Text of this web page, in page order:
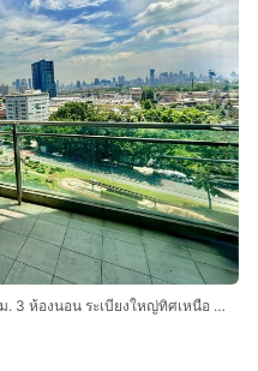
RARE ITEM คอนโดอารมณ์บ้าน 165 ตร.ม. 3 ห้องนอน ระเบียงใหญ่ทิศเหนือ วิวเมืองโล่ง The Star Estate at Narathiwas ใกล้สาทร ราคาดีที่สุดในทำเล